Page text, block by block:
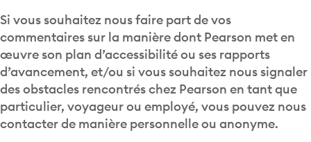
Si vous souhaitez nous faire part de vos
commentaires sur la manière dont Pearson met en
œuvre son plan d’accessibilité ou ses rapports
d’avancement, et/ou si vous souhaitez nous signaler
des obstacles rencontrés chez Pearson en tant que
particulier, voyageur ou employé, vous pouvez nous
contacter de manière personnelle ou anonyme.